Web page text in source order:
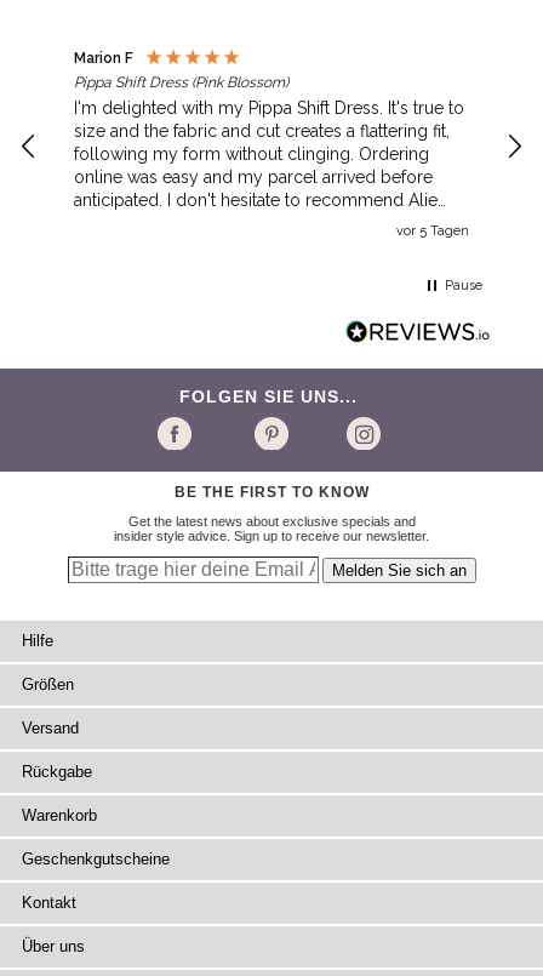
Marion F
Pippa Shift Dress (Pink Blossom)
I'm delighted with my Pippa Shift Dress. It's true to
size and the fabric and cut creates a flattering fit,
following my form without clinging. Ordering
online was easy and my parcel arrived before
anticipated. I don't hesitate to recommend Alie
vor 5 Tagen
Pause
FOLGEN SIE UNS...
BE THE FIRST TO KNOW
Get the latest news about exclusive specials and
insider style advice. Sign up to receive our newsletter.
Hilfe
Größen
Versand
Rückgabe
Warenkorb
Geschenkgutscheine
Kontakt
Über uns